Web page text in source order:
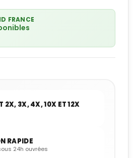
FRANCE
2X, 3X, 4X, 10X ET 12X
RAPIDE
24h ouvrées